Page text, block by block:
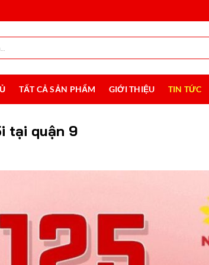
TẤT CẢ SẢN PHẨM GIỚI THIỆU TIN TỨC
tại quận 9